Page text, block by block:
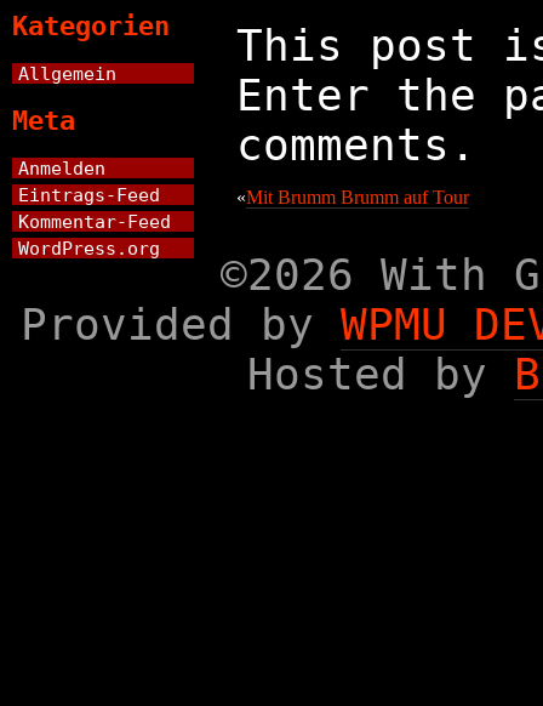
This post
Enter the
comments.
«Mit Brumm Brumm auf Tour
Kategorien
Allgemein
Meta
Anmelden
Eintrags-Feed
Kommentar-Feed
WordPress.org
©2026 With
Provided by WPMU
Hosted by